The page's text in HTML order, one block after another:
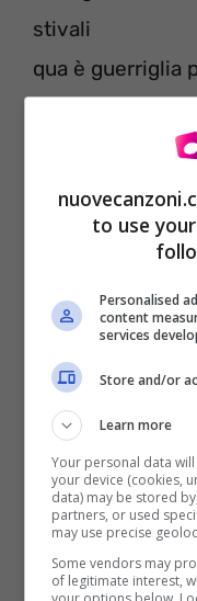
stivali
qua è guerriglia
Chi sposa
così il debole
e non devo
Paradiso
tra le aureole ci
Non ci vedresti
Pazzo!
Se questo è il
Mi hanno
Mi hanno
to use
Personalised
content
services
Store and/or
Learn more
Your personal data
your device (cookies,
data) may be stored
partners, or used
may use precise
Some vendors may
of legitimate interest,